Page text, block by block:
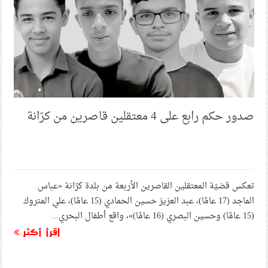
صدور حكم رابع على 4 معتقلين قاصرين من كرّانة
تعكس قضيّة المعتقلين القاصرين الأربعة من بلدة كرّانة «عباس
الماجد (17 عامًا)، عبد العزيز حسين الحمادي (15 عامًا)، علي المتروك
(15 عامًا) وحسين البصري (16 عامًا)»، واقع أطفال البحري...
اقرأ أكثر